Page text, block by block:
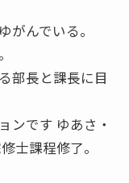
がんでいる。
部長と課長に目
ンです ゆあさ・
士課程修了。